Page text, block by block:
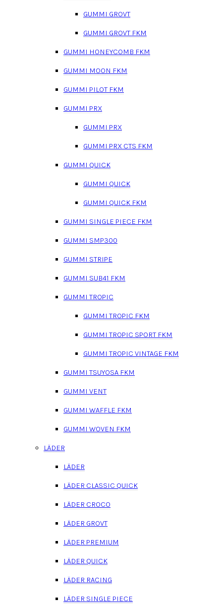
GUMMI GROVT
GUMMI GROVT FKM
GUMMI HONEYCOMB FKM
GUMMI MOON FKM
GUMMI PILOT FKM
GUMMI PRX
GUMMI PRX
GUMMI PRX CTS FKM
GUMMI QUICK
GUMMI QUICK
GUMMI QUICK FKM
GUMMI SINGLE PIECE FKM
GUMMI SMP300
GUMMI STRIPE
GUMMI SUB41 FKM
GUMMI TROPIC
GUMMI TROPIC FKM
GUMMI TROPIC SPORT FKM
GUMMI TROPIC VINTAGE FKM
GUMMI TSUYOSA FKM
GUMMI VENT
GUMMI WAFFLE FKM
GUMMI WOVEN FKM
LÄDER
LÄDER
LÄDER CLASSIC QUICK
LÄDER CROCO
LÄDER GROVT
LÄDER PREMIUM
LÄDER QUICK
LÄDER RACING
LÄDER SINGLE PIECE